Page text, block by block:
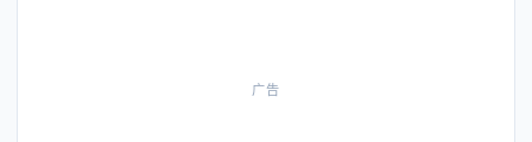
广告